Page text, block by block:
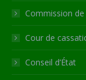
Commission de
Cour de
Conseil d’État